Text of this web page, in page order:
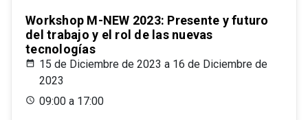
Workshop M-NEW 2023: Presente y futuro
del trabajo y el rol de las nuevas
tecnologías
15 de Diciembre de 2023 a 16 de Diciembre de
2023
09:00 a 17:00